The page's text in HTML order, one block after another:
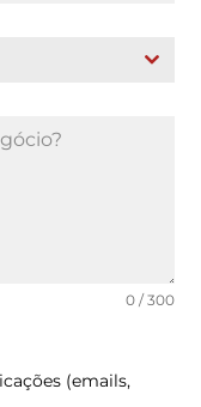
0 / 300
(emails,